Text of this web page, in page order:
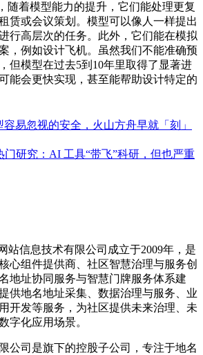
着模型能力的提升，它们能处理更复
赁或会议策划。模型可以像人一样提出
行高层次的任务。此外，它们能在模拟
，例如设计飞机。虽然我们不能准确预
但模型在过去5到10年里取得了显著进
能会更快实现，甚至能帮助设计特定的
容易忽视的安全，火山方舟早就「刻」
门研究：AI 工具“带飞”科研，但也严重
站信息技术有限公司成立于2009年，是
心组件提供商、社区智慧治理与服务创
地址协同服务与智慧门牌服务体系建
供地名地址采集、数据治理与服务、业
开发等服务，为社区提供未来治理、未
字化应用场景。
公司是旗下的控股子公司，专注于地名